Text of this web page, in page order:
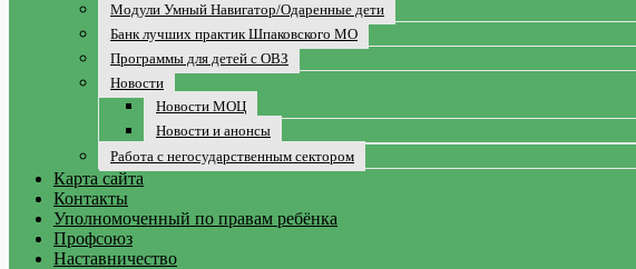
Модули Умный Навигатор/Одаренные дети
Банк лучших практик Шпаковского МО
Программы для детей с ОВЗ
Новости
Новости МОЦ
Новости и анонсы
Работа с негосударственным сектором
Карта сайта
Контакты
Уполномоченный по правам ребёнка
Профсоюз
Наставничество